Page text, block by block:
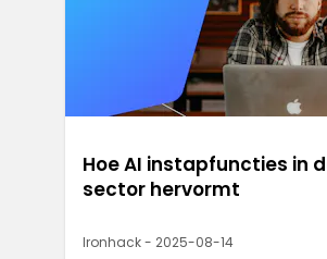
Hoe AI instapfuncties in
sector hervormt
Ironhack - 2025-08-14